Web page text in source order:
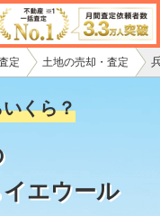
定 土地の売却・査定
くら？
エウール